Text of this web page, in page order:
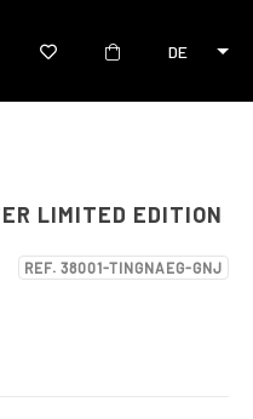
DE
LIMITED EDITION
REF. 38001-TINGNAEG-GNJ